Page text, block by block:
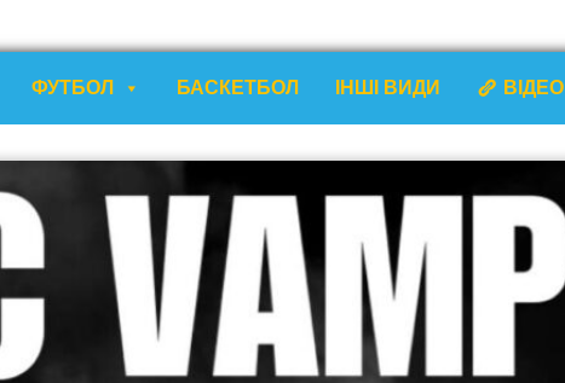
ФУТБОЛ БАСКЕТБОЛ ІНШІ ВИДИ ВІДЕО